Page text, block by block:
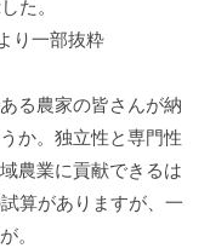
た。
り一部抜粋
る農家の皆さんが納
か。独立性と専門性
農業に貢献できるは
算がありますが、一
。